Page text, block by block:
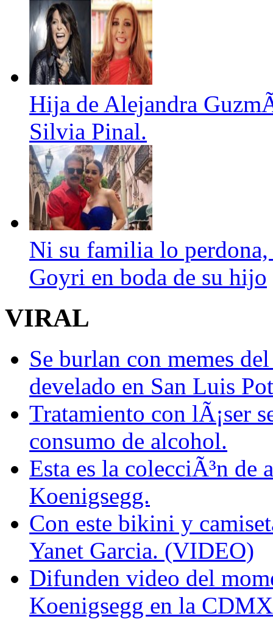
Hija de Alejandra
Silvia Pinal.
Ni su familia lo perdona,
Goyri en boda de su hijo
VIRAL
Se burlan con memes
develado en San Luis
Tratamiento con lÃ¡ser
consumo de alcohol.
Esta es la colecciÃ³n de
Koenigsegg.
Con este bikini y
Yanet Garcia. (VIDEO)
Difunden video del
Koenigsegg en la